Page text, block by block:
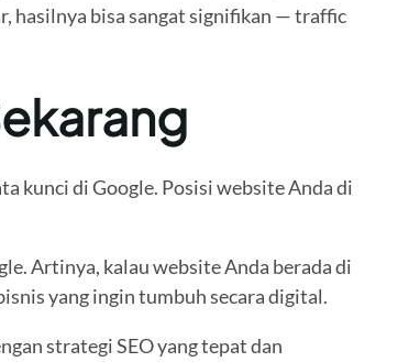
hasilnya bisa sangat signifikan — traffic
kunci di Google. Posisi website Anda di
Artinya, kalau website Anda berada di
yang ingin tumbuh secara digital.
strategi SEO yang tepat dan